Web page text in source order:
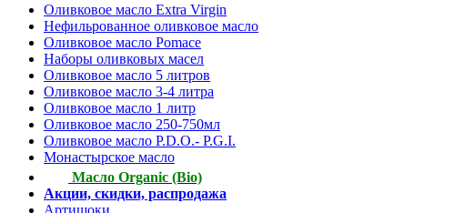
Оливковое масло Extra Virgin
Нефильрованное оливковое масло
Оливковое масло Pomace
Наборы оливковых масел
Оливковое масло 5 литров
Оливковое масло 3-4 литра
Оливковое масло 1 литр
Оливковое масло 250-750мл
Оливковое масло P.D.O.- P.G.I.
Монастырское масло
Масло Organic (Bio)
Акции, скидки, распродажа
Артишоки